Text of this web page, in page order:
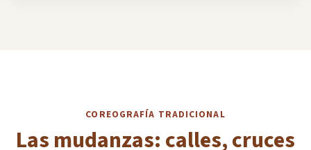
COREOGRAFÍA TRADICIONAL
Las mudanzas: calles, cruces